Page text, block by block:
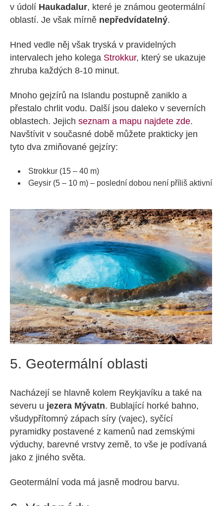
v údolí Haukadalur, které je známou geotermální
oblastí. Je však mírně nepředvídatelný.
Hned vedle něj však tryská v pravidelných
intervalech jeho kolega Strokkur, který se ukazuje
zhruba každých 8-10 minut.
Mnoho gejzírů na Islandu postupně zaniklo a
přestalo chrlit vodu. Další jsou daleko v severních
oblastech. Jejich seznam a mapu najdete zde.
Navštívit v současné době můžete prakticky jen
tyto dva zmiňované gejzíry:
Strokkur (15 – 40 m)
Geysir (5 – 10 m) – poslední dobou není příliš aktivní
5. Geotermální oblasti
Nacházejí se hlavně kolem Reykjavíku a také na
severu u jezera Mývatn. Bublající horké bahno,
všudypřítomný zápach síry (vajec), syčící
pyramidky postavené z kamenů nad zemskými
výduchy, barevné vrstvy země, to vše je podívaná
jako z jiného světa.
Geotermální voda má jasně modrou barvu.